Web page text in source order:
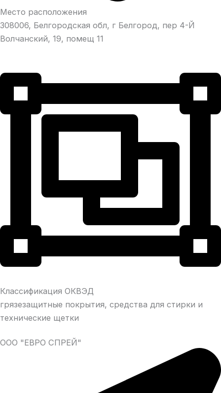
Место расположения
308006, Белгородская обл, г Белгород, пер 4-Й
Волчанский, 19, помещ 11
Классификация ОКВЭД
грязезащитные покрытия, средства для стирки и
технические щетки
ООО "ЕВРО СПРЕЙ"